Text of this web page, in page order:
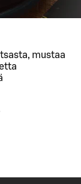
mustaa